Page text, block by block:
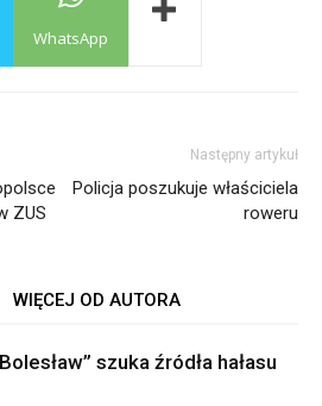
WhatsApp
ZUS
Następny artykuł
Policja poszukuje właściciela
roweru
WIĘCEJ OD AUTORA
szuka źródła hałasu